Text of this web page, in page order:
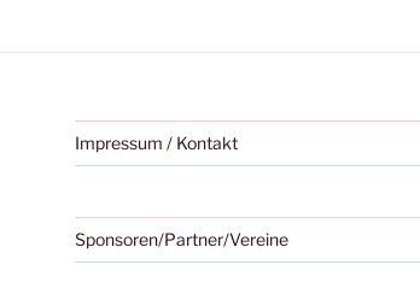
Impressum / Kontakt
Sponsoren/Partner/Vereine